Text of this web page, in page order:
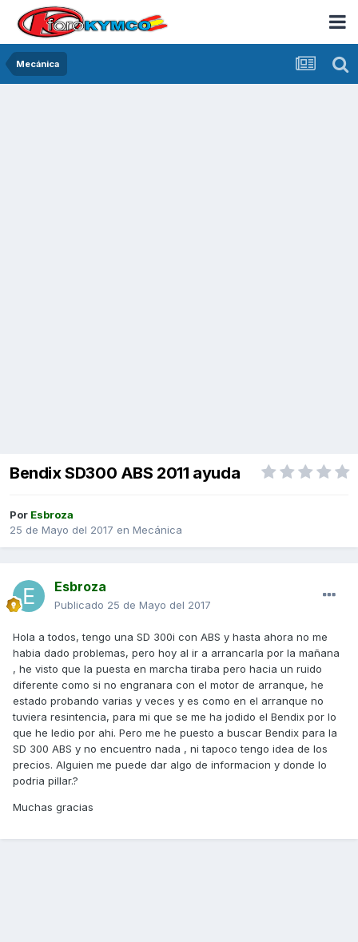
Mecánica
Bendix SD300 ABS 2011 ayuda
Por Esbroza
25 de Mayo del 2017 en Mecánica
Esbroza
Publicado 25 de Mayo del 2017
Hola a todos, tengo una SD 300i con ABS y hasta ahora no me
habia dado problemas, pero hoy al ir a arrancarla por la mañana
, he visto que la puesta en marcha tiraba pero hacia un ruido
diferente como si no engranara con el motor de arranque, he
estado probando varias y veces y es como en el arranque no
tuviera resintencia, para mi que se me ha jodido el Bendix por lo
que he ledio por ahi. Pero me he puesto a buscar Bendix para la
SD 300 ABS y no encuentro nada , ni tapoco tengo idea de los
precios. Alguien me puede dar algo de informacion y donde lo
podria pillar.?
Muchas gracias